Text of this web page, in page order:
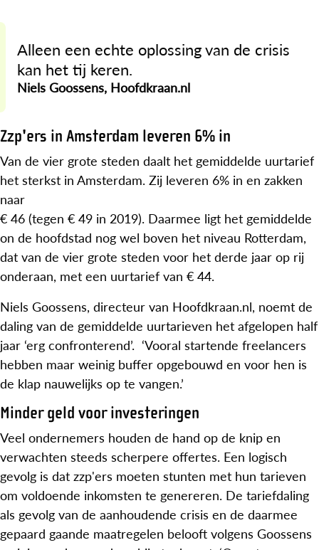
Alleen een echte oplossing van de crisis
kan het tij keren.
Niels Goossens, Hoofdkraan.nl
Zzp'ers in Amsterdam leveren 6% in
Van de vier grote steden daalt het gemiddelde uurtarief
het sterkst in Amsterdam. Zij leveren 6% in en zakken
naar
€ 46 (tegen € 49 in 2019). Daarmee ligt het gemiddelde
on de hoofdstad nog wel boven het niveau Rotterdam,
dat van de vier grote steden voor het derde jaar op rij
onderaan, met een uurtarief van € 44.
Niels Goossens, directeur van Hoofdkraan.nl, noemt de
daling van de gemiddelde uurtarieven het afgelopen half
jaar ‘erg confronterend’. ‘Vooral startende freelancers
hebben maar weinig buffer opgebouwd en voor hen is
de klap nauwelijks op te vangen.’
Minder geld voor investeringen
Veel ondernemers houden de hand op de knip en
verwachten steeds scherpere offertes. Een logisch
gevolg is dat zzp'ers moeten stunten met hun tarieven
om voldoende inkomsten te genereren. De tariefdaling
als gevolg van de aanhoudende crisis en de daarmee
gepaard gaande maatregelen belooft volgens Goossens